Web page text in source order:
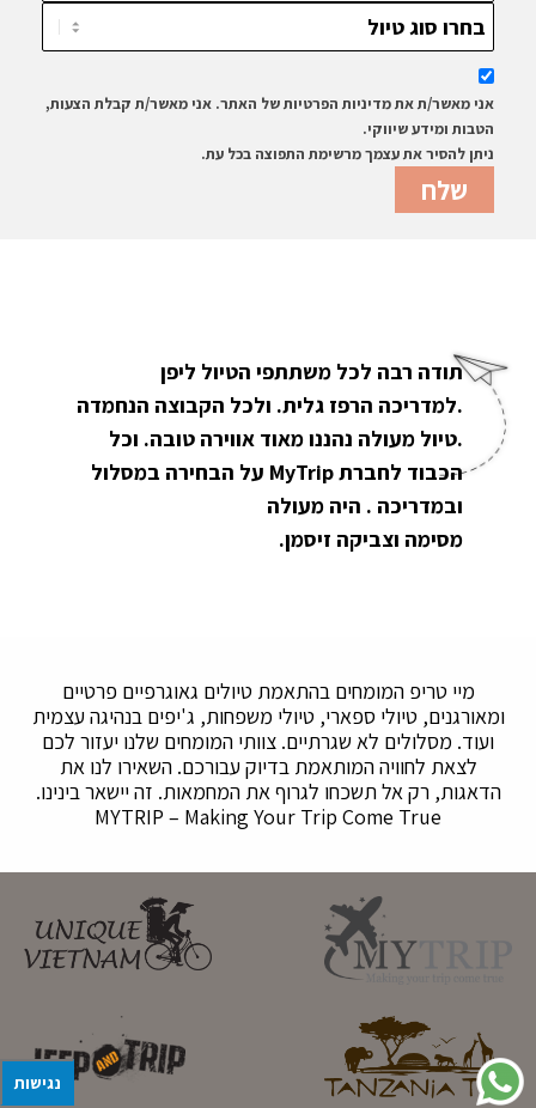
אני מאשר/ת את מדיניות הפרטיות של האתר. אני מאשר/ת קבלת הצעות,
הטבות ומידע שיווקי.
ניתן להסיר את עצמך מרשימת התפוצה בכל עת.
תודה רבה לכל משתתפי הטיול ליפן
.למדריכה הרפז גלית. ולכל הקבוצה הנחמדה
.טיול מעולה נהננו מאוד אווירה טובה. וכל
הכבוד לחברת MyTrip על הבחירה במסלול
ובמדריכה . היה מעולה
מסימה וצביקה זיסמן.
מיי טריפ המומחים בהתאמת טיולים גאוגרפיים פרטיים
ומאורגנים, טיולי ספארי, טיולי משפחות, ג'יפים בנהיגה עצמית
ועוד. מסלולים לא שגרתיים. צוותי המומחים שלנו יעזור לכם
לצאת לחוויה המותאמת בדיוק עבורכם. השאירו לנו את
הדאגות, רק אל תשכחו לגרוף את המחמאות. זה יישאר בינינו.
MYTRIP – Making Your Trip Come True
נגישות